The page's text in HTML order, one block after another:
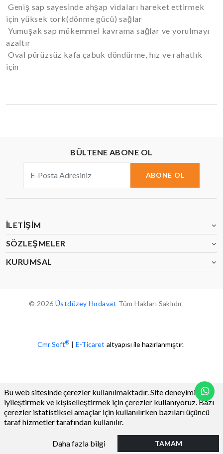
Geniş sap sayesinde ahşap vidaları hareket ettirmek
için yüksek tork(dönme gücü) sağlar
Yumuşak sap mükemmel kavrama sağlar ve yorulmayı
azaltır
Oval pürüzsüz kafa çabuk döndürme, hız ve rahatlık
için
BÜLTENE ABONE OL
ABONE OL
İLETIŞIM
SÖZLEŞMELER
KURUMSAL
© 2026 Üstdüzey Hırdavat Tüm Hakları Saklıdır
Cmr Soft® | E-Ticaret altyapısı ile hazırlanmıştır.
Bu web sitesinde çerezler kullanılmaktadır. Site deneyiminizi
iyileştirmek ve kişiselleştirmek için çerezler kullanıyoruz. Bazı
çerezler istatistiksel amaçlar için kullanılırken bazıları üçüncü
taraf hizmetler tarafından kullanılır.
Daha fazla bilgi TAMAM